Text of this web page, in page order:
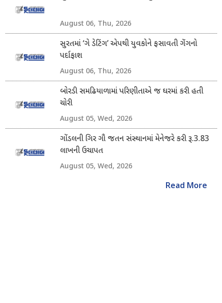
August 06, Thu, 2026
સુરતમાં ‘ગે ડેટિંગ’ એપથી યુવકોને ફસાવતી ગેંગનો
પર્દાફાશ
August 06, Thu, 2026
બોરડી સમઢિયાળામાં પરિણીતાએ જ ઘરમાં કરી હતી
ચોરી
August 05, Wed, 2026
ગોંડલની ગિર ગૌ જતન સંસ્થાનમાં મેનેજરે કરી રૂ.3.83
લાખની ઉચાપત
August 05, Wed, 2026
Read More